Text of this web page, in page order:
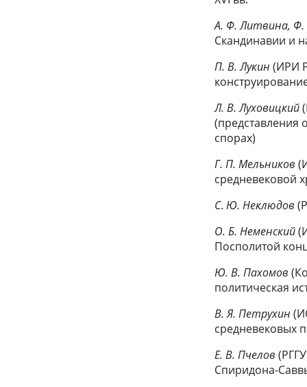
A. Ф. Литвина, Ф.
Скандинавии и
П. В. Лукин(ИРИ
Л. В. Луховицкий
(представления
спорах)
Г. П. Мельников
средневековой
С.Ю. Неклюдов
О. Б. Неменский
Посполитой
Ю. В. Пахомов
политическая
B. Я. Петрухин
средневековых
Е. В. Пчелов
Спиридона-